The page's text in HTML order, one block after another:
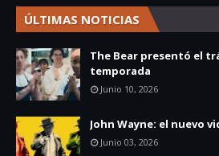
ÚLTIMAS NOTICIAS
The Bear presentó el
temporada
Junio 10, 2026
John Wayne: el nuevo
Junio 03, 2026